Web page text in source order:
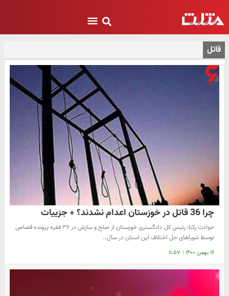
قاتل
چرا 36 قاتل در خوزستان اعدام نشدند؟ + جزییات
حوادث رکنا: رئیس کل دادگستری خوزستان از صلح و سازش در ۳۶ فقره پرونده قصاص
توسط شورا‌های حل اختلاف این استان در سال…
۱۶ بهمن ۱۴۰۰ | ۱۱:۵۷